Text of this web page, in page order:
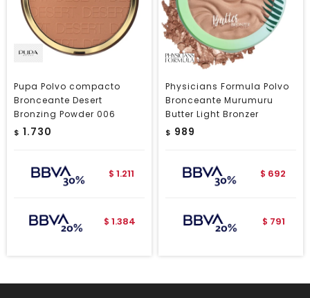
Pupa Polvo compacto
Bronceante Desert
Bronzing Powder 006
$ 1.730
$ 1.211
$ 1.384
Physicians Formula Polvo
Bronceante Murumuru
Butter Light Bronzer
$ 989
$ 692
$ 791